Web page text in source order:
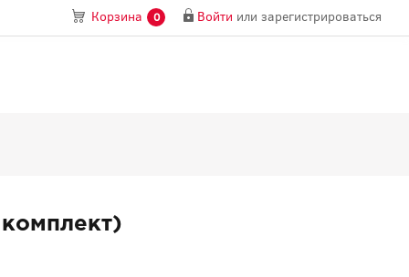
Корзина 0 Войти или зарегистрироваться